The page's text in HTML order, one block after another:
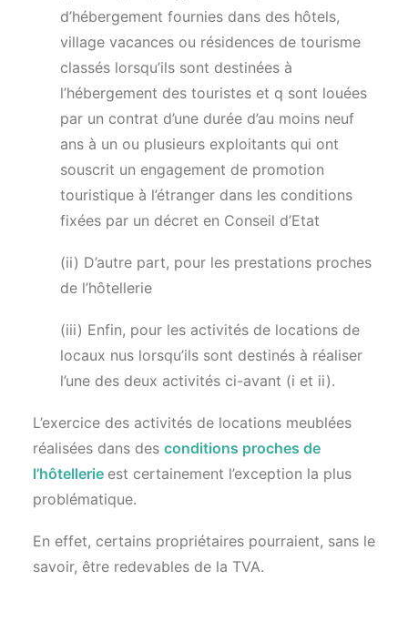
d’hébergement fournies dans des hôtels,
village vacances ou résidences de tourisme
classés lorsqu’ils sont destinées à
l’hébergement des touristes et q sont louées
par un contrat d’une durée d’au moins neuf
ans à un ou plusieurs exploitants qui ont
souscrit un engagement de promotion
touristique à l’étranger dans les conditions
fixées par un décret en Conseil d’Etat
(ii) D’autre part, pour les prestations proches
de l’hôtellerie
(iii) Enfin, pour les activités de locations de
locaux nus lorsqu’ils sont destinés à réaliser
l’une des deux activités ci-avant (i et ii).
L’exercice des activités de locations meublées
réalisées dans des conditions proches de
l’hôtellerie est certainement l’exception la plus
problématique.
En effet, certains propriétaires pourraient, sans le
savoir, être redevables de la TVA.